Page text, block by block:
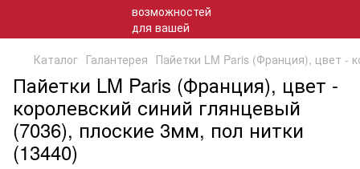
Каталог Галантерея Пайетки LM Paris (Франция), цвет -
Пайетки LM Paris (Франция), цвет -
королевский синий глянцевый
(7036), плоские 3мм, пол нитки
(13440)